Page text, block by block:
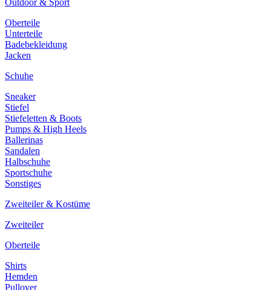
Outdoor & Sport
Oberteile
Unterteile
Badebekleidung
Jacken
Schuhe
Sneaker
Stiefel
Stiefeletten & Boots
Pumps & High Heels
Ballerinas
Sandalen
Halbschuhe
Sportschuhe
Sonstiges
Zweiteiler & Kostüme
Zweiteiler
Oberteile
Shirts
Hemden
Pullover